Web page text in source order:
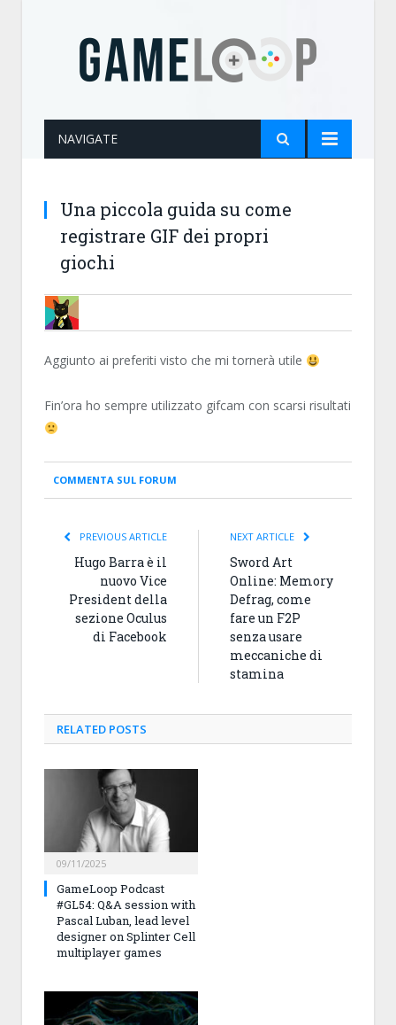
NAVIGATE
Una piccola guida su come
registrare GIF dei propri
giochi
MARTY87
Aggiunto ai preferiti visto che mi tornerà utile
Fin’ora ho sempre utilizzato gifcam con scarsi risultati
COMMENTA SUL FORUM
PREVIOUS ARTICLE
Hugo Barra è il
nuovo Vice
President della
sezione Oculus
di Facebook
NEXT ARTICLE
Sword Art
Online: Memory
Defrag, come
fare un F2P
senza usare
meccaniche di
stamina
RELATED POSTS
09/11/2025
GameLoop Podcast
#GL54: Q&A session with
Pascal Luban, lead level
designer on Splinter Cell
multiplayer games